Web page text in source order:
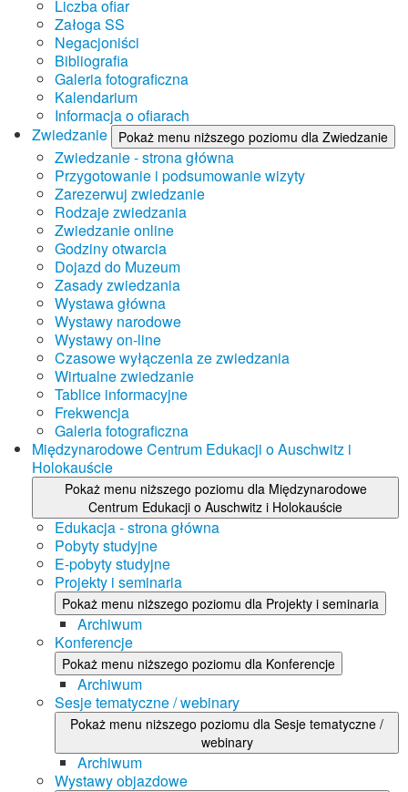
Liczba ofiar
Załoga SS
Negacjoniści
Bibliografia
Galeria fotograficzna
Kalendarium
Informacja o ofiarach
Zwiedzanie
Pokaż menu niższego poziomu dla Zwiedzanie
Zwiedzanie - strona główna
Przygotowanie i podsumowanie wizyty
Zarezerwuj zwiedzanie
Rodzaje zwiedzania
Zwiedzanie online
Godziny otwarcia
Dojazd do Muzeum
Zasady zwiedzania
Wystawa główna
Wystawy narodowe
Wystawy on-line
Czasowe wyłączenia ze zwiedzania
Wirtualne zwiedzanie
Tablice informacyjne
Frekwencja
Galeria fotograficzna
Międzynarodowe Centrum Edukacji o Auschwitz i
Holokauście
Pokaż menu niższego poziomu dla Międzynarodowe
Centrum Edukacji o Auschwitz i Holokauście
Edukacja - strona główna
Pobyty studyjne
E-pobyty studyjne
Projekty i seminaria
Pokaż menu niższego poziomu dla Projekty i seminaria
Archiwum
Konferencje
Pokaż menu niższego poziomu dla Konferencje
Archiwum
Sesje tematyczne / webinary
Pokaż menu niższego poziomu dla Sesje tematyczne /
webinary
Archiwum
Wystawy objazdowe